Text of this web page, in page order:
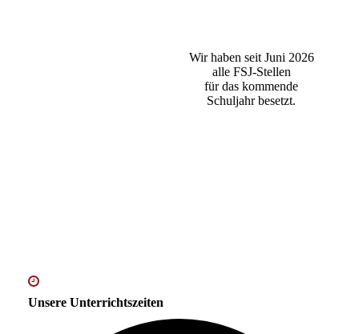
Wir haben seit Juni 2026
alle FSJ-Stellen
für das kommende
Schuljahr besetzt.
Unsere Unterrichtszeiten